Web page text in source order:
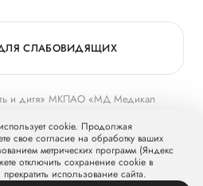
и дитя» МКПАО «МД Медикал
СЛАБОВИДЯЩИХ
cookie. Продолжая
свое согласие на обработку ваших
метрических программ (Яндекс
отключить сохранение cookie в
использование сайта.